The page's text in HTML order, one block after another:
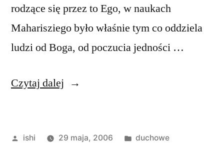
rodzące się przez to Ego, w naukach
Maharisziego było właśnie tym co oddziela
ludzi od Boga, od poczucia jedności …
Czytaj dalej „Ramana
Opublikowane
ishi 29 maja, 2006
Opublikowano
duchowe